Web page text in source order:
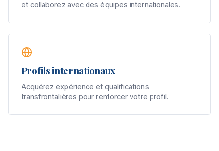
et collaborez avec des équipes internationales.
Profils internationaux
Acquérez expérience et qualifications
transfrontalières pour renforcer votre profil.